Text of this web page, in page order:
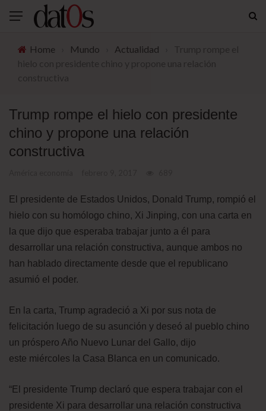
Home Mundo Actualidad
Trump rompe el hielo con presidente
chino y propone una relación
constructiva
El presidente de Estados Unidos, Donald Trump, rompió el
hielo con su homólogo chino, Xi Jinping, con una carta en
la que dijo que esperaba trabajar junto a él para
desarrollar una relación constructiva, aunque ambos no
han hablado directamente desde que el republicano
asumió el poder.
En la carta, Trump agradeció a Xi por sus nota de
felicitación luego de su asunción y deseó al pueblo chino
un próspero Año Nuevo Lunar del Gallo, dijo
este miércoles la Casa Blanca en un comunicado.
“El presidente Trump declaró que espera trabajar con el
presidente Xi para desarrollar una relación constructiva